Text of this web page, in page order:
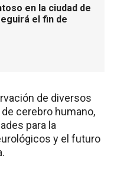
en la ciudad de
el fin de
de diversos
cerebro humano,
para la
y el futuro